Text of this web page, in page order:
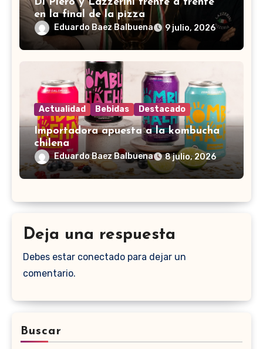
en la final de la pizza
Eduardo Baez Balbuena 9 julio, 2026
Actualidad Bebidas Destacado
Importadora apuesta a la kombucha
chilena
Eduardo Baez Balbuena 8 julio, 2026
Deja una respuesta
Debes estar conectado para dejar un
comentario.
Buscar